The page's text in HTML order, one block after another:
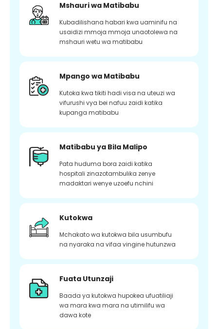
Mshauri wa Matibabu
Kubadilishana habari kwa uaminifu na
usaidizi mmoja mmoja unaotolewa na
mshauri wetu wa matibabu
Mpango wa Matibabu
Kutoka kwa tikiti hadi visa na uteuzi wa
vifurushi vya bei nafuu zaidi katika
kupanga matibabu
Matibabu ya Bila Malipo
Pata huduma bora zaidi katika
hospitali zinazotambulika zenye
madaktari wenye uzoefu nchini
Kutokwa
Mchakato wa kutokwa bila usumbufu
na nyaraka na vifaa vingine hutunzwa
Fuata Utunzaji
Baada ya kutokwa hupokea ufuatiliaji
wa mara kwa mara na utimilifu wa
dawa kote